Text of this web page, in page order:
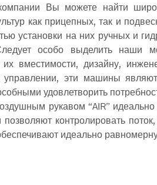
Вы можете найти
как прицепных, так и
установки на них ручных и
особо выделить наши
их вместимости, дизайну,
управлении, эти машины
удовлетворить
рукавом “AIR”
позволяют контролировать
идеально